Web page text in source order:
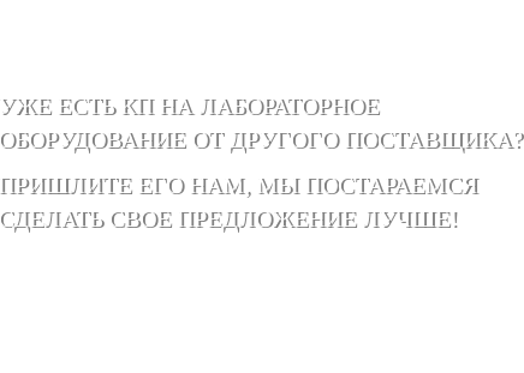
УЖЕ ЕСТЬ КП НА ЛАБОРАТОРНОЕ
ОБОРУДОВАНИЕ ОТ ДРУГОГО ПОСТАВЩИКА?
ПРИШЛИТЕ ЕГО НАМ, МЫ ПОСТАРАЕМСЯ
СДЕЛАТЬ СВОЕ ПРЕДЛОЖЕНИЕ ЛУЧШЕ!